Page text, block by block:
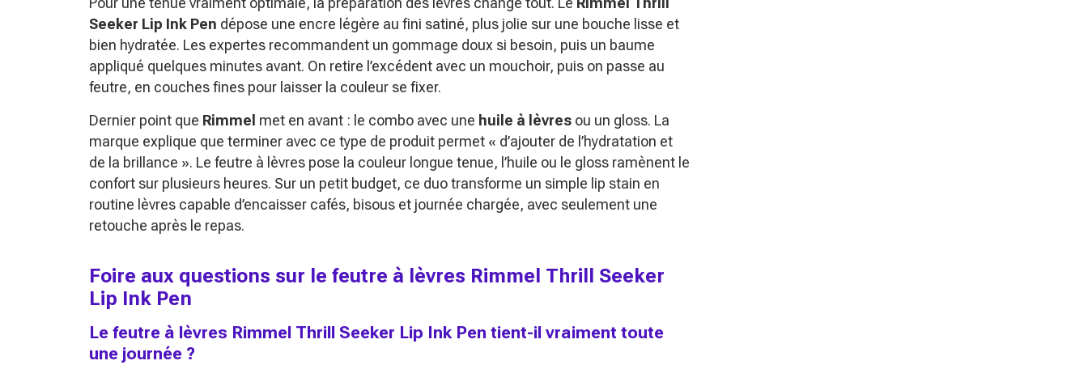
Seeker Lip Ink Pen dépose une encre légère au fini satiné, plus jolie sur une bouche lisse et
bien hydratée. Les expertes recommandent un gommage doux si besoin, puis un baume
appliqué quelques minutes avant. On retire l’excédent avec un mouchoir, puis on passe au
feutre, en couches fines pour laisser la couleur se fixer.
Dernier point que Rimmel met en avant : le combo avec une huile à lèvres ou un gloss. La
marque explique que terminer avec ce type de produit permet « d’ajouter de l’hydratation et
de la brillance ». Le feutre à lèvres pose la couleur longue tenue, l’huile ou le gloss ramènent le
confort sur plusieurs heures. Sur un petit budget, ce duo transforme un simple lip stain en
routine lèvres capable d’encaisser cafés, bisous et journée chargée, avec seulement une
retouche après le repas.
Foire aux questions sur le feutre à lèvres Rimmel Thrill Seeker
Lip Ink Pen
Le feutre à lèvres Rimmel Thrill Seeker Lip Ink Pen tient-il vraiment toute
une journée ?